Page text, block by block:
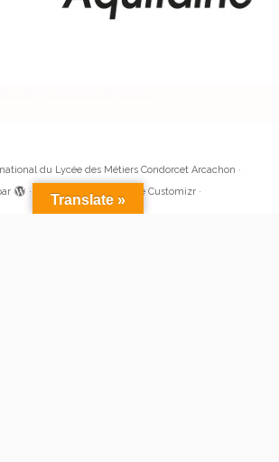
du Lycée des Métiers Condorcet Arcachon ·
· Réalisé avec the Thème Customizr ·
Translate »